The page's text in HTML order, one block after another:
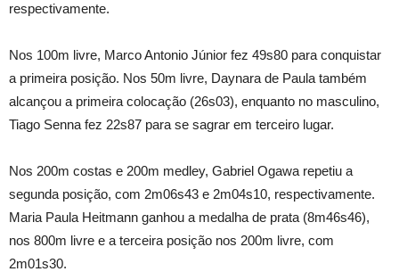
respectivamente.
Nos 100m livre, Marco Antonio Júnior fez 49s80 para conquistar
a primeira posição. Nos 50m livre, Daynara de Paula também
alcançou a primeira colocação (26s03), enquanto no masculino,
Tiago Senna fez 22s87 para se sagrar em terceiro lugar.
Nos 200m costas e 200m medley, Gabriel Ogawa repetiu a
segunda posição, com 2m06s43 e 2m04s10, respectivamente.
Maria Paula Heitmann ganhou a medalha de prata (8m46s46),
nos 800m livre e a terceira posição nos 200m livre, com
2m01s30.